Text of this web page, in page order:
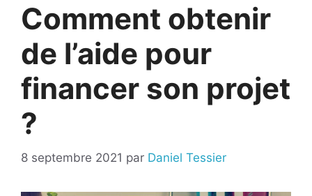
Comment obtenir
de l’aide pour
financer son projet
?
8 septembre 2021 par Daniel Tessier